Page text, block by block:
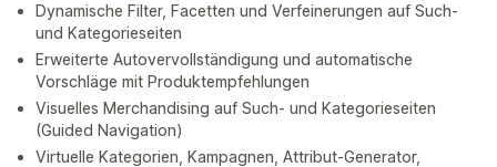
Dynamische Filter, Facetten und Verfeinerungen auf Such-
und Kategorieseiten
Erweiterte Autovervollständigung und automatische
Vorschläge mit Produktempfehlungen
Visuelles Merchandising auf Such- und Kategorieseiten
(Guided Navigation)
Virtuelle Kategorien, Kampagnen, Attribut-Generator,